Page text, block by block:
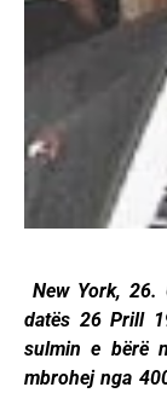
New York, 26.
datës 26 Prill
sulmin e bërë
mbrohej nga